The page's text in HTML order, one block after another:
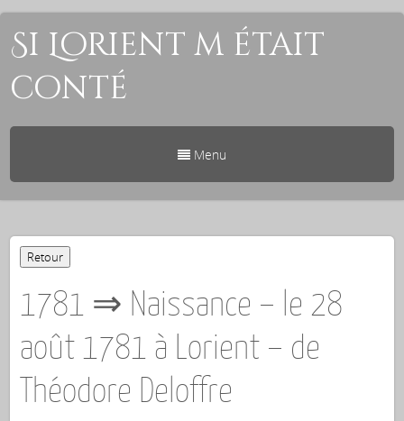
Si Lorient m était
conté
Menu
1781 ⇒ Naissance – le 28
août 1781 à Lorient – de
Théodore Deloffre